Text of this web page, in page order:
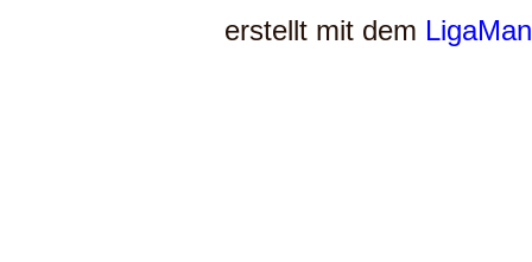
erstellt mit dem